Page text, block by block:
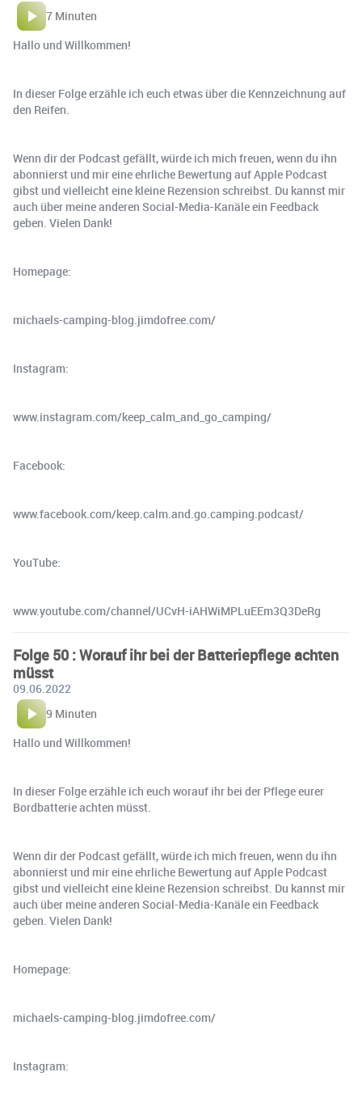
7 Minuten
Hallo und Willkommen!
In dieser Folge erzähle ich euch etwas über die Kennzeichnung auf
den Reifen.
Wenn dir der Podcast gefällt, würde ich mich freuen, wenn du ihn
abonnierst und mir eine ehrliche Bewertung auf Apple Podcast
gibst und vielleicht eine kleine Rezension schreibst. Du kannst mir
auch über meine anderen Social-Media-Kanäle ein Feedback
geben. Vielen Dank!
Homepage:
michaels-camping-blog.jimdofree.com/
Instagram:
www.instagram.com/keep_calm_and_go_camping/
Facebook:
www.facebook.com/keep.calm.and.go.camping.podcast/
YouTube:
www.youtube.com/channel/UCvH-iAHWiMPLuEEm3Q3DeRg
Folge 50 : Worauf ihr bei der Batteriepflege achten
müsst
09.06.2022
9 Minuten
Hallo und Willkommen!
In dieser Folge erzähle ich euch worauf ihr bei der Pflege eurer
Bordbatterie achten müsst.
Wenn dir der Podcast gefällt, würde ich mich freuen, wenn du ihn
abonnierst und mir eine ehrliche Bewertung auf Apple Podcast
gibst und vielleicht eine kleine Rezension schreibst. Du kannst mir
auch über meine anderen Social-Media-Kanäle ein Feedback
geben. Vielen Dank!
Homepage:
michaels-camping-blog.jimdofree.com/
Instagram: